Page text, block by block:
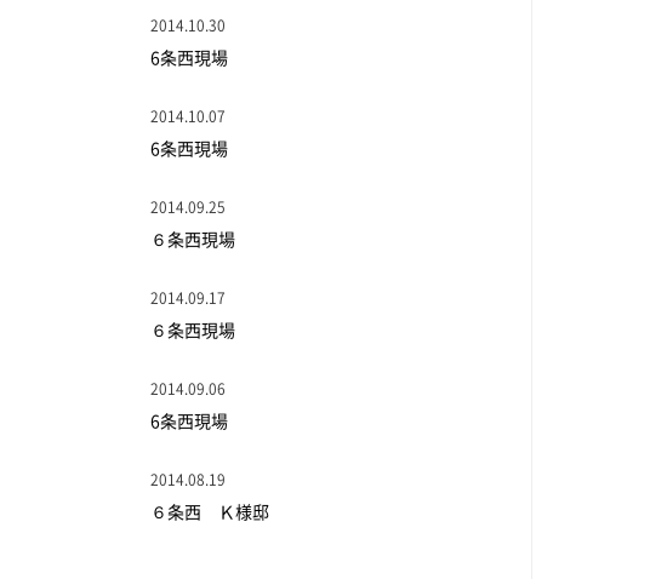
2014.10.30
6条西現場
2014.10.07
6条西現場
2014.09.25
６条西現場
2014.09.17
６条西現場
2014.09.06
6条西現場
2014.08.19
６条西 Ｋ様邸